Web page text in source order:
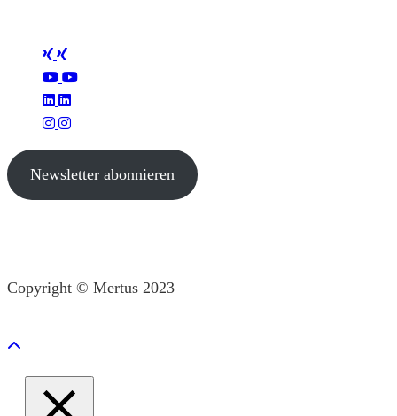
Newsletter abonnieren
Copyright © Mertus 2023